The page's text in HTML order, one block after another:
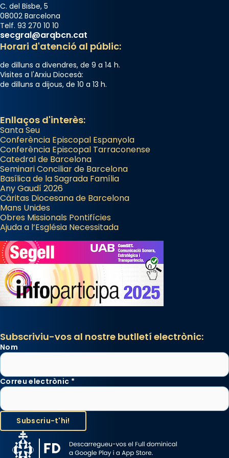
C. del Bisbe, 5
08002 Barcelona
Telf. 93 270 10 10
secgral@arqbcn.cat
Horari d'atenció al públic:
de dilluns a divendres, de 9 a 14 h.
Visites a l'Arxiu Diocesà:
de dilluns a dijous, de 10 a 13 h.
Enllaços d'interès:
Santa Seu
Conferència Episcopal Espanyola
Conferència Episcopal Tarraconense
Catedral de Barcelona
Seminari Conciliar de Barcelona
Basílica de la Sagrada Família
Any Gaudí 2026
Càritas Diocesana de Barcelona
Mans Unides
Obres Missionals Pontifícies
Ajuda a l’Església Necessitada
Subscriviu-vos al nostre butlletí electrònic:
Nom
Correu electrònic *